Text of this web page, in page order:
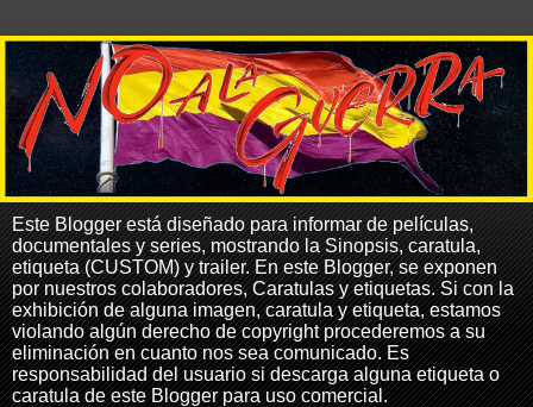
Este Blogger está diseñado para informar de películas,
documentales y series, mostrando la Sinopsis, caratula,
etiqueta (CUSTOM) y trailer. En este Blogger, se exponen
por nuestros colaboradores, Caratulas y etiquetas. Si con la
exhibición de alguna imagen, caratula y etiqueta, estamos
violando algún derecho de copyright procederemos a su
eliminación en cuanto nos sea comunicado. Es
responsabilidad del usuario si descarga alguna etiqueta o
caratula de este Blogger para uso comercial.